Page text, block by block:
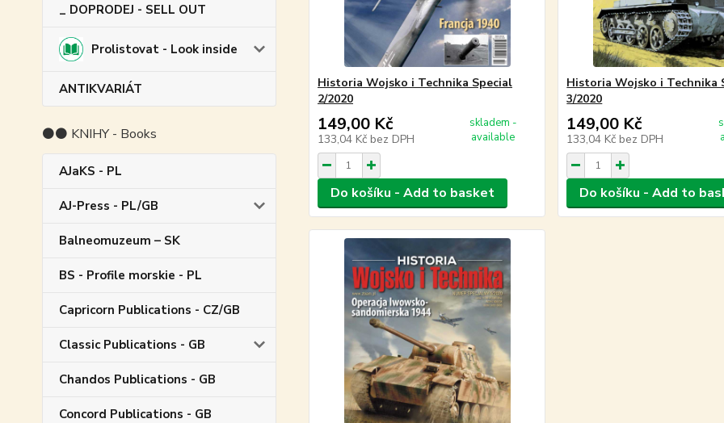
_ DOPRODEJ - SELL OUT
Prolistovat - Look inside
ANTIKVARIÁT
⚫⚫ KNIHY - Books
AJaKS - PL
AJ-Press - PL/GB
Balneomuzeum – SK
BS - Profile morskie - PL
Capricorn Publications - CZ/GB
Classic Publications - GB
Chandos Publications - GB
Concord Publications - GB
Historia Wojsko i Technika Special
2/2020
149,00 Kč
133,04 Kč bez DPH
skladem -
available
Do košíku - Add to basket
Historia Wojsko i Technika
3/2020
149,00 Kč
133,04 Kč bez DPH
Do košíku - Add to